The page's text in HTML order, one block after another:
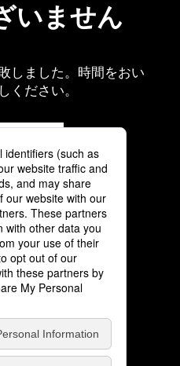
いません
しました。時間をおい
ください。